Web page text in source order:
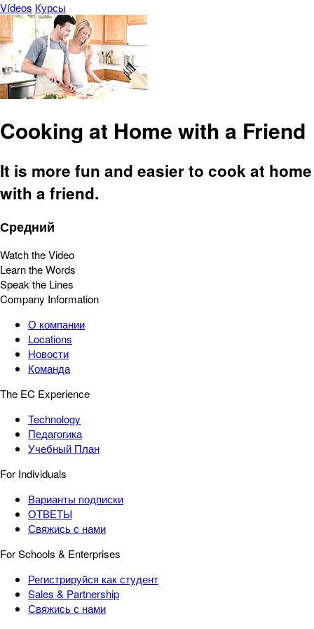
Vídeos Курсы
Cooking at Home with a Friend
It is more fun and easier to cook at home
with a friend.
Средний
Watch the Video
Learn the Words
Speak the Lines
Company Information
О компании
Locations
Новости
Команда
The EC Experience
Technology
Педагогика
Учебный План
For Individuals
Варианты подписки
ОТВЕТЫ
Свяжись с нами
For Schools & Enterprises
Регистрируйся как студент
Sales & Partnership
Свяжись с нами